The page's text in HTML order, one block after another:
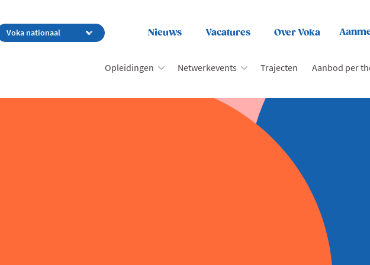
Nieuws Vacatures Over Voka
Opleidingen Netwerkevents Trajecten Aanbod per